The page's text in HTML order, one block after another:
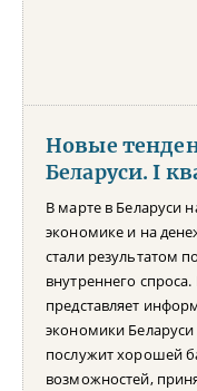
Новые
Беларуси. I
В марте в Беларуси
экономике и на
стали результатом
внутреннего
представляет
экономики Беларуси
послужит хорошей
возможностей,